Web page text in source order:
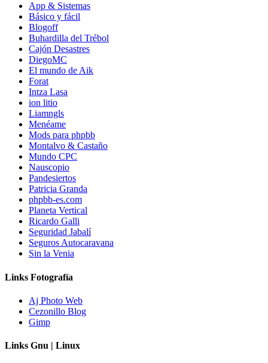
App & Sistemas
Básico y fácil
Blogoff
Buhardilla del Trébol
Cajón Desastres
DiegoMC
El mundo de Aik
Forat
Intza Lasa
ion litio
Liamngls
Menéame
Mods para phpbb
Montalvo & Castaño
Mundo CPC
Nauscopio
Pandesiertos
Patricia Granda
phpbb-es.com
Planeta Vertical
Ricardo Galli
Seguridad Jabalí
Seguros Autocaravana
Sin la Venia
Links Fotografía
Aj Photo Web
Cezonillo Blog
Gimp
Links Gnu | Linux